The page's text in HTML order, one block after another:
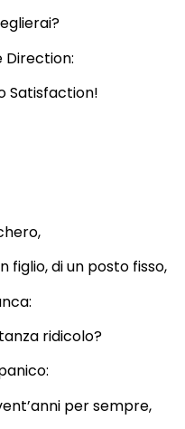
Direction:
Satisfaction!
figlio, di un posto fisso,
ridicolo?
per sempre,